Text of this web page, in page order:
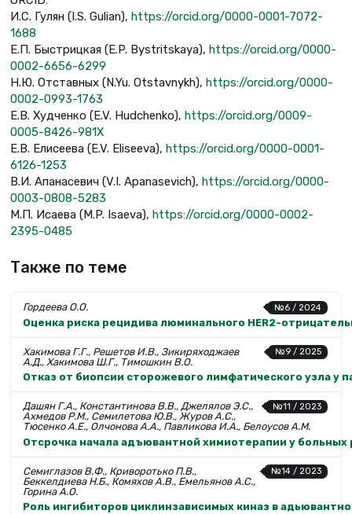
И.С. Гулян (I.S. Gulian), https://orcid.org/0000-0001-7072-
1688
Е.П. Быстрицкая (E.P. Bystritskaya), https://orcid.org/0000-
0002-6656-6299
Н.Ю. Отставных (N.Yu. Otstavnykh), https://orcid.org/0000-
0002-0993-1763
Е.В. Худченко (E.V. Hudchenko), https://orcid.org/0009-
0005-8426-981X
Е.В. Елисеева (E.V. Eliseeva), https://orcid.org/0000-0001-
6126-1253
В.И. Апанасевич (V.I. Apanasevich), https://orcid.org/0000-
0003-0808-5283
М.П. Исаева (M.P. Isaeva), https://orcid.org/0000-0002-
2395-0485
Также по теме
№6 / 2024
Гордеева О.О.
Оценка риска рецидива люминального HER2-
№9 / 2025
Хакимова Г.Г., Решетов И.В., Зикиряходжаев
А.Д., Хакимова Ш.Г., Тимошкин В.О.
Отказ от биопсии сторожевого лимфатического узла у
№11 / 2023
Дашян Г.А., Константинова В.В., Джелялов Э.С.,
Ахмедов Р.М., Семилетова Ю.В., Журов А.С.,
Тюсенко А.Е., Олчонова А.А., Павликова И.А., Белоусов А.М.
Отсрочка начала адъювантной химиотерапии у
№14 / 2023
Семиглазов В.Ф., Криворотько П.В.,
Беккелдиева Н.Б., Комяхов А.В., Емельянов А.С.,
Горина А.О.
Роль ингибиторов циклинзависимых киназ в